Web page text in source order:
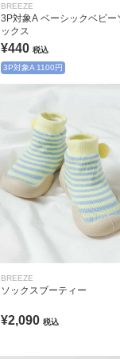
BREEZE
3P対象A ベーシックベビー
ックス
¥440 税込
3P対象A 1100円
BREEZE
ソックスブーティー
¥2,090 税込